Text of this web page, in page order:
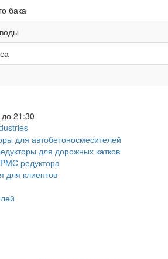
бака
до 21:30
для автобетоносмесителей
для дорожных катков
редуктора
клиентов